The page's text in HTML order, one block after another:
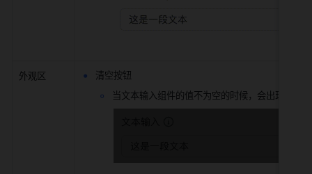
外观区
清空按钮
当文本输入组件的值不为空的时候，会出现清空